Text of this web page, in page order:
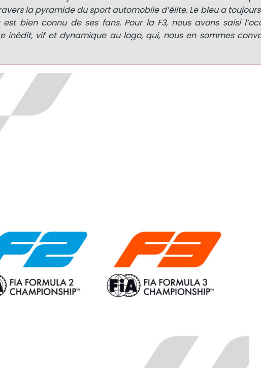
la pyramide du sport automobile d’élite. Le bleu a
bien connu de ses fans. Pour la F3, nous avons saisi
inédit, vif et dynamique au logo, qui, nous en sommes